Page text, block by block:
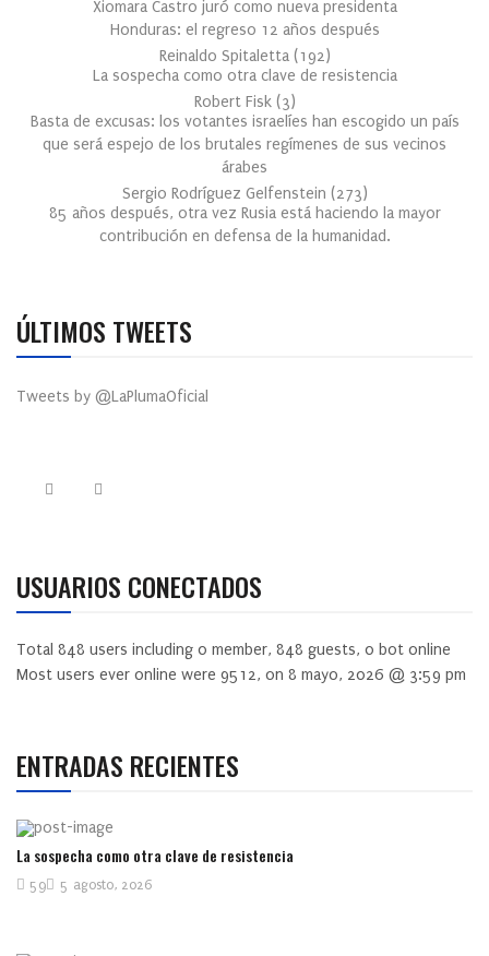
Xiomara Castro juró como nueva presidenta
Honduras: el regreso 12 años después
Reinaldo Spitaletta (192)
La sospecha como otra clave de resistencia
Robert Fisk (3)
Basta de excusas: los votantes israelíes han escogido un país
que será espejo de los brutales regímenes de sus vecinos
árabes
Sergio Rodríguez Gelfenstein (273)
85 años después, otra vez Rusia está haciendo la mayor
contribución en defensa de la humanidad.
ÚLTIMOS TWEETS
Tweets by @LaPlumaOficial
USUARIOS CONECTADOS
Total 848 users including 0 member, 848 guests, 0 bot online
Most users ever online were 9512, on 8 mayo, 2026 @ 3:59 pm
ENTRADAS RECIENTES
La sospecha como otra clave de resistencia
5 agosto, 2026
59